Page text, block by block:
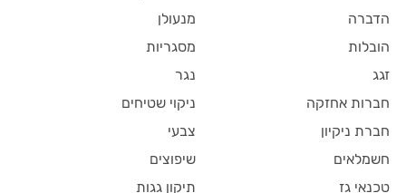
הדברה
הובלות
זגג
חברות אחזקה
חברת ניקיון
חשמלאים
טכנאי גז
מנעולן
מסגריות
נגר
ניקוי שטיחים
צבעי
שיפוצים
תיקון גגות